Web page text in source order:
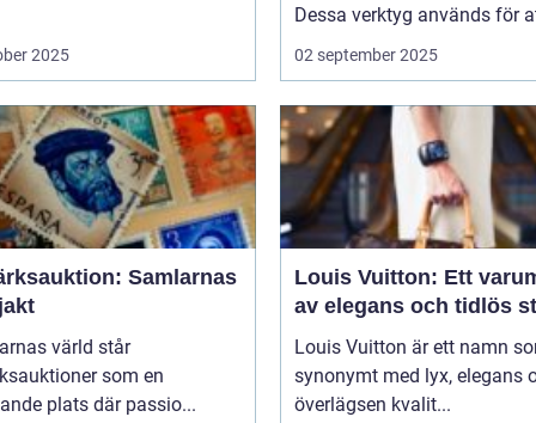
2025
Dessa verktyg används för
02 september 2025
Samlarnas
värld står
som en
plats där passio...
Louis Vuitton: Ett
av elegans och tidlös
Louis Vuitton är ett namn
synonymt med lyx, elegans
överlägsen kvalit...